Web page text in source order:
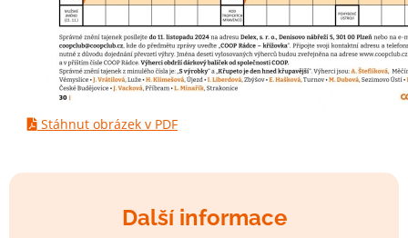
Další informace
Stáhnut obrázek v PDF